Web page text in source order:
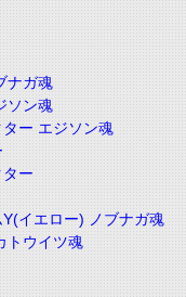
ナガ魂
ソン魂
ー エジソン魂
ー
イエロー) ノブナガ魂
トウイツ魂